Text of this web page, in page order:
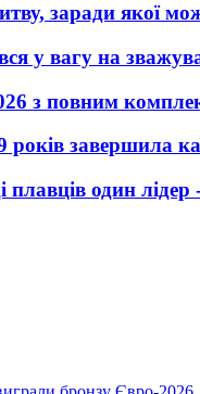
заради якої
у вагу на
з повним
років завершила
плавців один